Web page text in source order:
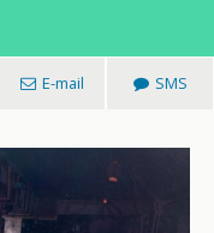
E-mail SMS